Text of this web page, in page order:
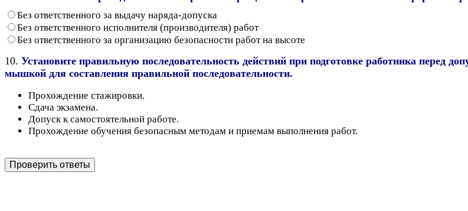
Без ответственного за выдачу наряда-допуска
Без ответственного исполнителя (производителя) работ
Без ответственного за организацию безопасности работ на высоте
10. Установите правильную последовательность действий при подготовке работника перед
мышкой для составления правильной последовательности.
Прохождение стажировки.
Сдача экзамена.
Допуск к самостоятельной работе.
Прохождение обучения безопасным методам и приемам выполнения работ.